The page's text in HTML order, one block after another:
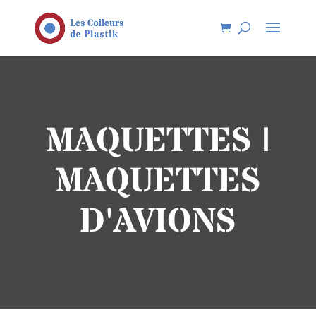
MAQUETTES |
MAQUETTES
D'AVIONS